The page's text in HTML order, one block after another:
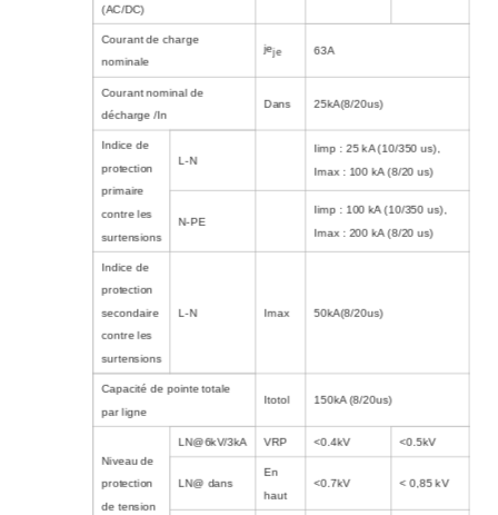
(AC/DC)
Courant de charge
nominale
jeje 63A
Courant nominal de
décharge /In
Dans 25kA(8/20us)
Indice de
protection
primaire
contre les
surtensions
L-N
Iimp : 25 kA (10/350 us),
Imax : 100 kA (8/20 us)
N-PE
Iimp : 100 kA (10/350 us),
Imax : 200 kA (8/20 us)
Indice de
protection
secondaire
contre les
surtensions
L-N Imax 50kA(8/20us)
Capacité de pointe totale
par ligne
Itotol 150kA (8/20us)
Niveau de
protection
de tension
LN@6kV/3kA VRP <0.4kV <0.5kV
LN@ dans
En
haut
<0.7kV < 0,85 kV